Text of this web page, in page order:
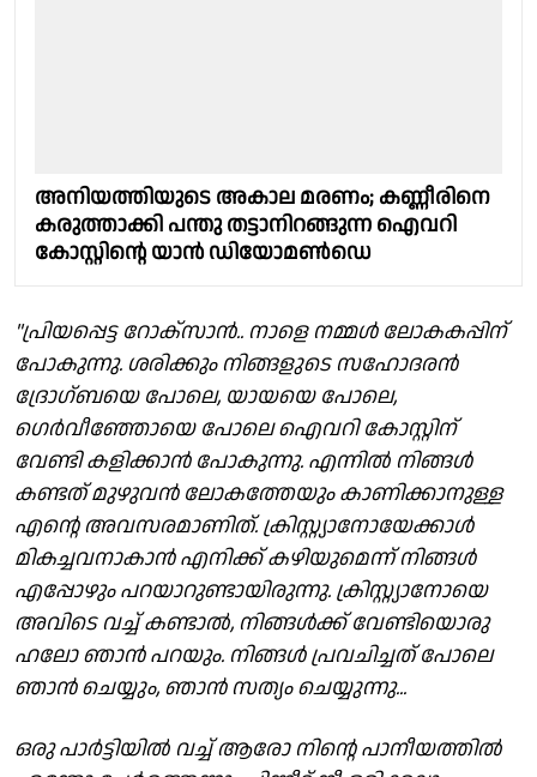
അനിയത്തിയുടെ അകാല മരണം; കണ്ണീരിനെ
കരുത്താക്കി പന്തു തട്ടാനിറങ്ങുന്ന ഐവറി
കോസ്റ്റിന്റെ യാന്‍ ഡിയോമണ്‍ഡെ
"പ്രിയപ്പെട്ട റോക്സാൻ.. നാളെ നമ്മൾ ലോകകപ്പിന്
പോകുന്നു. ശരിക്കും നിങ്ങളുടെ സഹോദരൻ
ദ്രോഗ്ബയെ പോലെ, യായയെ പോലെ,
ഗെർവീഞ്ഞോയെ പോലെ ഐവറി കോസ്റ്റിന്
വേണ്ടി കളിക്കാൻ പോകുന്നു. എന്നിൽ നിങ്ങൾ
കണ്ടത് മുഴുവൻ ലോകത്തേയും കാണിക്കാനുള്ള
എൻ്റെ അവസരമാണിത്. ക്രിസ്റ്റ്യാനോയേക്കാൾ
മികച്ചവനാകാൻ എനിക്ക് കഴിയുമെന്ന് നിങ്ങൾ
എപ്പോഴും പറയാറുണ്ടായിരുന്നു. ക്രിസ്റ്റ്യാനോയെ
അവിടെ വച്ച് കണ്ടാൽ, നിങ്ങൾക്ക് വേണ്ടിയൊരു
ഹലോ ഞാൻ പറയും. നിങ്ങൾ പ്രവചിച്ചത് പോലെ
ഞാൻ ചെയ്യും, ഞാൻ സത്യം ചെയ്യുന്നു...
ഒരു പാർട്ടിയിൽ വച്ച് ആരോ നിൻ്റെ പാനീയത്തിൽ